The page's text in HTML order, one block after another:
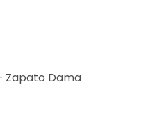
Zapato Dama